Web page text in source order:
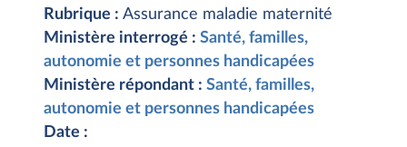
Rubrique : Assurance maladie maternité
Ministère interrogé : Santé, familles,
autonomie et personnes handicapées
Ministère répondant : Santé, familles,
autonomie et personnes handicapées
Date :